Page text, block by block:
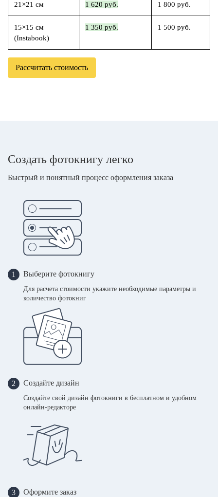
21×21 см 1 620 руб. 1 800 руб.
15×15 см
(Instabook)
1 350 руб. 1 500 руб.
Рассчитать стоимость
Создать фотокнигу легко
Быстрый и понятный процесс оформления заказа
1 Выберите фотокнигу
Для расчета стоимости укажите необходимые параметры и
количество фотокниг
2 Создайте дизайн
Создайте свой дизайн фотокниги в бесплатном и удобном
онлайн-редакторе
3 Оформите заказ